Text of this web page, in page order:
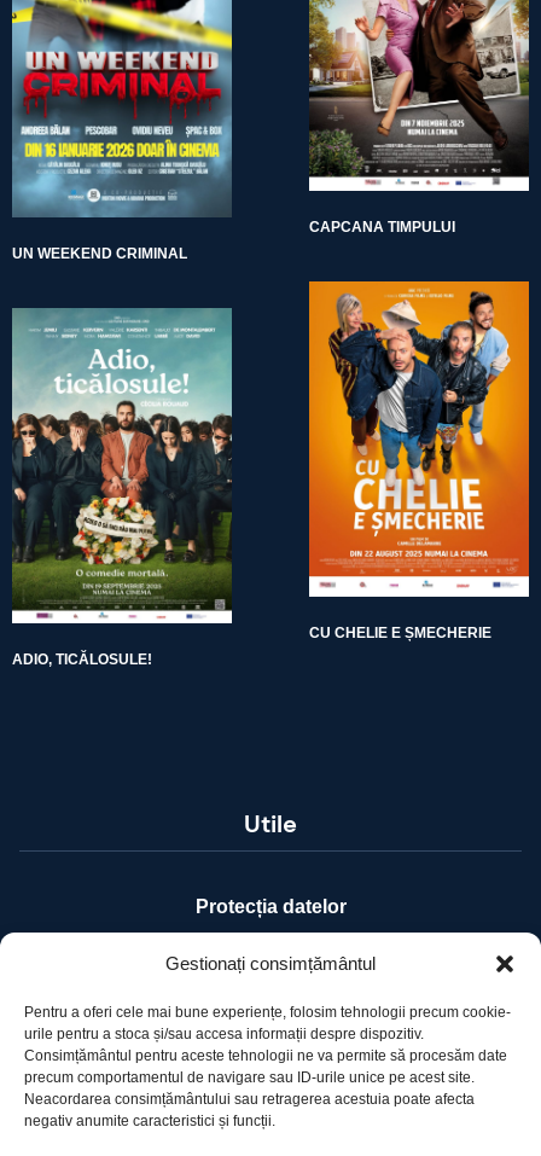
Gestionați consimțământul
Pentru a oferi cele mai bune experiențe, folosim tehnologii precum cookie-
urile pentru a stoca și/sau accesa informații despre dispozitiv.
Consimțământul pentru aceste tehnologii ne va permite să procesăm date
precum comportamentul de navigare sau ID-urile unice pe acest site.
Neacordarea consimțământului sau retragerea acestuia poate afecta
negativ anumite caracteristici și funcții.
UN WEEKEND CRIMINAL
CAPCANA TIMPULUI
ADIO, TICĂLOSULE!
CU CHELIE E ȘMECHERIE
Utile
Protecția datelor
Declarație cookie-uri
Contact
Ro Image SRL
Strada Mihai Eminescu, nr. 142, et.7, ap. 23,